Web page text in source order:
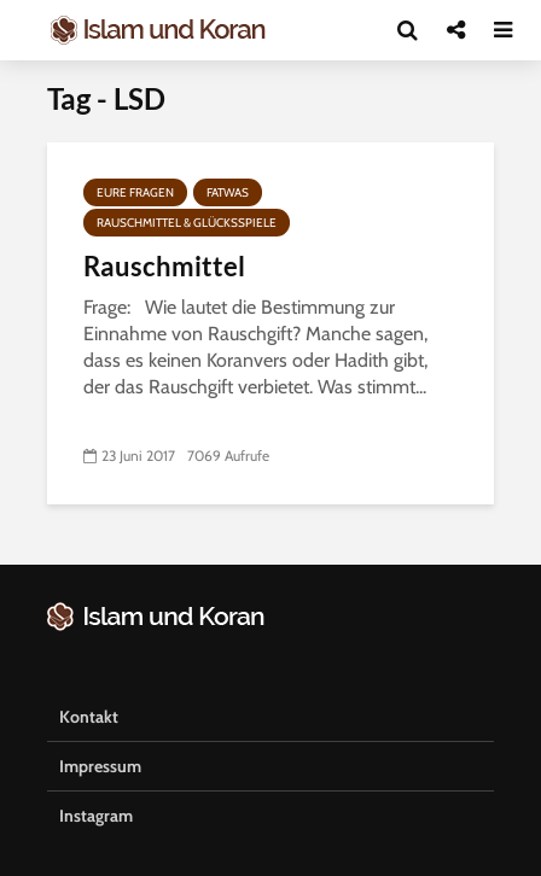
Tag - LSD
EURE FRAGEN
FATWAS
RAUSCHMITTEL & GLÜCKSSPIELE
Rauschmittel
Frage: Wie lautet die Bestimmung zur
Einnahme von Rauschgift? Manche sagen,
dass es keinen Koranvers oder Hadith gibt,
der das Rauschgift verbietet. Was stimmt...
23 Juni 2017 7069 Aufrufe
Kontakt
Impressum
Instagram